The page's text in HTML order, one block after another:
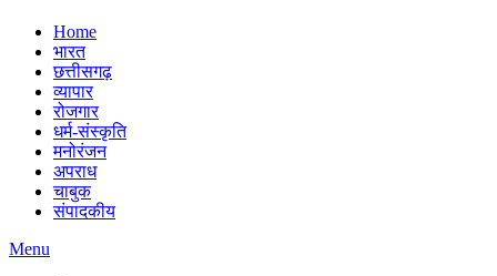
Home
भारत
छत्तीसगढ़
व्यापार
रोजगार
धर्म-संस्कृति
मनोरंजन
अपराध
चाबुक
संपादकीय
Menu